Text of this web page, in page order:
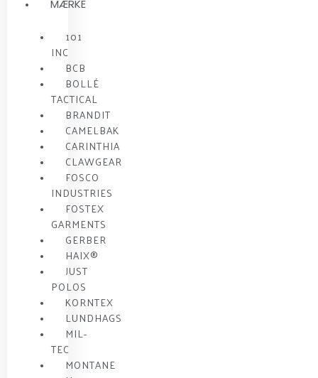
MÆRKE
101
INC
BCB
BOLLÉ
TACTICAL
BRANDIT
CAMELBAK
CARINTHIA
CLAWGEAR
FOSCO
INDUSTRIES
FOSTEX
GARMENTS
GERBER
HAIX®
JUST
POLOS
KORNTEX
LUNDHAGS
MIL-
TEC
MONTANE